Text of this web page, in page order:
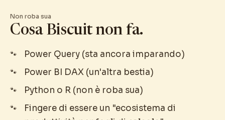
Non roba sua
Cosa Biscuit non fa.
Power Query (sta ancora imparando)
Power BI DAX (un'altra bestia)
Python o R (non è roba sua)
Fingere di essere un "ecosistema di